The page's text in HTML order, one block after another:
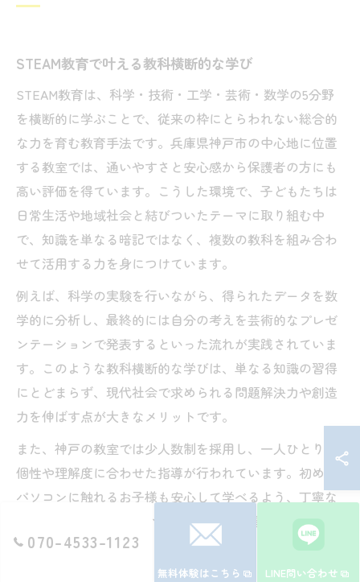
STEAM教育で叶える教科横断的な学び
STEAM教育は、科学・技術・工学・芸術・数学の5分野
を横断的に学ぶことで、従来の枠にとらわれない総合的
な力を育む教育手法です。兵庫県神戸市の中心地に位置
する教室では、通いやすさと安心感から保護者の方にも
高い評価を得ています。こうした環境で、子どもたちは
日常生活や地域社会と結びついたテーマに取り組む中
で、知識を単なる暗記ではなく、複数の教科を組み合わ
せて活用する力を身につけています。
例えば、科学の実験を行いながら、得られたデータを数
学的に分析し、最終的には自分の考えを芸術的なプレゼ
ンテーションで発表するといった流れが実践されていま
す。このような教科横断的な学びは、単なる知識の習得
にとどまらず、現代社会で求められる問題解決力や創造
力を伸ばす点が大きなメリットです。
また、神戸の教室では少人数制を採用し、一人ひとりの
個性や理解度に合わせた指導が行われています。初めて
パソコンに触れるお子様も安心して学べるよう、丁寧な
サポート体制が整っているため、学びの幅を広げる絶好
の環境が整っています。
070-4533-1123
無料体験はこちら LINE問い合わせ